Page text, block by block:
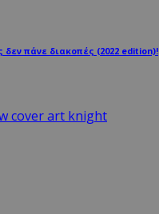
δεν πάνε διακοπές (2022 edition)!